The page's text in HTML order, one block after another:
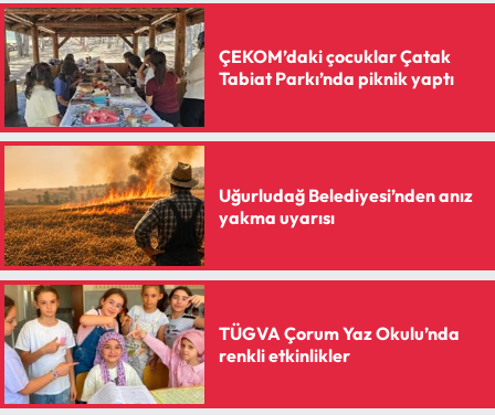
ÇEKOM’daki çocuklar Çatak
Tabiat Parkı’nda piknik yaptı
Uğurludağ Belediyesi’nden anız
yakma uyarısı
TÜGVA Çorum Yaz Okulu’nda
renkli etkinlikler